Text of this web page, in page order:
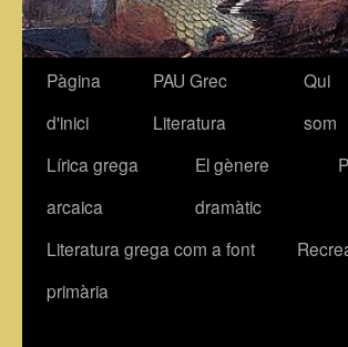
Vés
contingut
Pàgina
d'inici
PAU Grec
Literatura
Qui
som
Lírica grega
arcaica
El gènere
dramàtic
Literatura grega com a font
primària